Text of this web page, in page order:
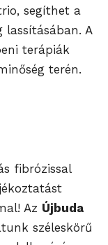
segíthet a
lassításában. A
terápiák
terén.
fibrózissal
Az Újbuda
széleskörű